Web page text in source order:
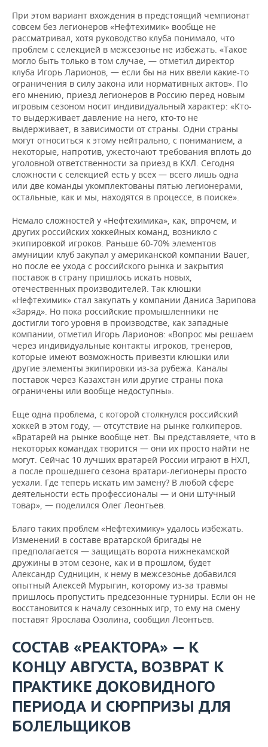
При этом вариант вхождения в предстоящий чемпионат
совсем без легионеров «Нефтехимик» вообще не
рассматривал, хотя руководство клуба понимало, что
проблем с селекцией в межсезонье не избежать. «Такое
могло быть только в том случае, — отметил директор
клуба Игорь Ларионов, — если бы на них ввели какие-то
ограничения в силу закона или нормативных актов». По
его мнению, приезд легионеров в Россию перед новым
игровым сезоном носит индивидуальный характер: «Кто-
то выдерживает давление на него, кто-то не
выдерживает, в зависимости от страны. Одни страны
могут относиться к этому нейтрально, с пониманием, а
некоторые, напротив, ужесточают требования вплоть до
уголовной ответственности за приезд в КХЛ. Сегодня
сложности с селекцией есть у всех — всего лишь одна
или две команды укомплектованы пятью легионерами,
остальные, как и мы, находятся в процессе, в поиске».
Немало сложностей у «Нефтехимика», как, впрочем, и
других российских хоккейных команд, возникло с
экипировкой игроков. Раньше 60-70% элементов
амуниции клуб закупал у американской компании Bauer,
но после ее ухода с российского рынка и закрытия
поставок в страну пришлось искать новых,
отечественных производителей. Так клюшки
«Нефтехимик» стал закупать у компании Даниса Зарипова
«Заряд». Но пока российские промышленники не
достигли того уровня в производстве, как западные
компании, отметил Игорь Ларионов: «Вопрос мы решаем
через индивидуальные контакты игроков, тренеров,
которые имеют возможность привезти клюшки или
другие элементы экипировки из-за рубежа. Каналы
поставок через Казахстан или другие страны пока
ограничены или вообще недоступны».
Еще одна проблема, с которой столкнулся российский
хоккей в этом году, — отсутствие на рынке голкиперов.
«Вратарей на рынке вообще нет. Вы представляете, что в
некоторых командах творится — они их просто найти не
могут. Сейчас 10 лучших вратарей России играют в НХЛ,
а после прошедшего сезона вратари-легионеры просто
уехали. Где теперь искать им замену? В любой сфере
деятельности есть профессионалы — и они штучный
товар», — поделился Олег Леонтьев.
Благо таких проблем «Нефтехимику» удалось избежать.
Изменений в составе вратарской бригады не
предполагается — защищать ворота нижнекамской
дружины в этом сезоне, как и в прошлом, будет
Александр Судницин, к нему в межсезонье добавился
опытный Алексей Мурыгин, которому из-за травмы
пришлось пропустить предсезонные турниры. Если он не
восстановится к началу сезонных игр, то ему на смену
поставят Ярослава Озолина, сообщил Леонтьев.
СОСТАВ «РЕАКТОРА» — К
КОНЦУ АВГУСТА, ВОЗВРАТ К
ПРАКТИКЕ ДОКОВИДНОГО
ПЕРИОДА И СЮРПРИЗЫ ДЛЯ
БОЛЕЛЬЩИКОВ